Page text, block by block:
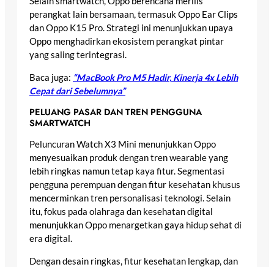
perangkat lain bersamaan, termasuk Oppo Ear Clips
dan Oppo K15 Pro. Strategi ini menunjukkan upaya
Oppo menghadirkan ekosistem perangkat pintar
yang saling terintegrasi.
Baca juga: “MacBook Pro M5 Hadir, Kinerja 4x Lebih
Cepat dari Sebelumnya”
PELUANG PASAR DAN TREN PENGGUNA
SMARTWATCH
Peluncuran Watch X3 Mini menunjukkan Oppo
menyesuaikan produk dengan tren wearable yang
lebih ringkas namun tetap kaya fitur. Segmentasi
pengguna perempuan dengan fitur kesehatan khusus
mencerminkan tren personalisasi teknologi. Selain
itu, fokus pada olahraga dan kesehatan digital
menunjukkan Oppo menargetkan gaya hidup sehat di
era digital.
Dengan desain ringkas, fitur kesehatan lengkap, dan